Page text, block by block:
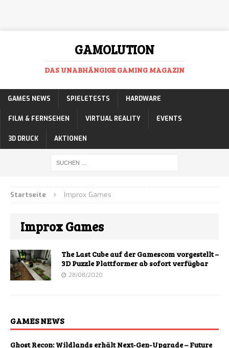
GAMOLUTION
DAS UNABHÄNGIGE GAMING MAGAZIN
GAMES NEWS SPIELETESTS HARDWARE
FILM & FERNSEHEN VIRTUAL REALITY EVENTS
3D DRUCK AKTIONEN
Startseite Improx Games
Improx Games
The Last Cube auf der Gamescom vorgestellt –
3D Puzzle Plattformer ab sofort verfügbar
28/08/2020
GAMES NEWS
Ghost Recon: Wildlands erhält Next-Gen-Upgrade – Future